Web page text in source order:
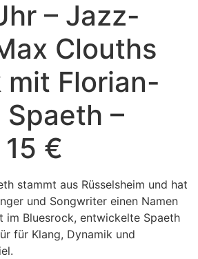
– Jazz-
Clouths
mit Florian-
Spaeth –
€
stammt aus Rüsselsheim und hat
und Songwriter einen Namen
im Bluesrock, entwickelte Spaeth
für Klang, Dynamik und